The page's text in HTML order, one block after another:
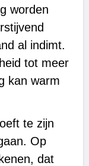
worden
al indimt.
tot meer
kan warm
te zijn
Op
dat